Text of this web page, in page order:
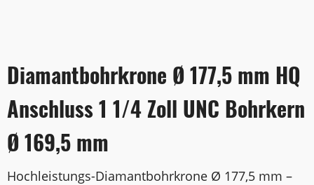
Diamantbohrkrone Ø 177,5 mm HQ
Anschluss 1 1/4 Zoll UNC Bohrkern
Ø 169,5 mm
Hochleistungs-Diamantbohrkrone Ø 177,5 mm –